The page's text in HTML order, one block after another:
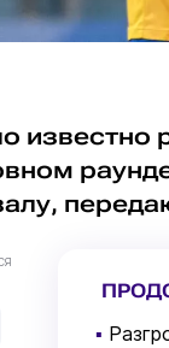
известно
▪